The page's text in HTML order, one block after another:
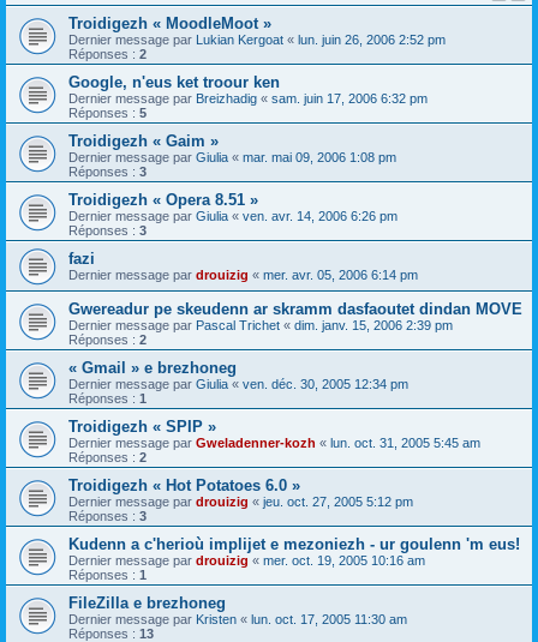
Troidigezh « MoodleMoot »
Dernier message par Lukian Kergoat « lun. juin 26, 2006 2:52 pm
Réponses : 2
Google, n'eus ket troour ken
Dernier message par Breizhadig « sam. juin 17, 2006 6:32 pm
Réponses : 5
Troidigezh « Gaim »
Dernier message par Giulia « mar. mai 09, 2006 1:08 pm
Réponses : 3
Troidigezh « Opera 8.51 »
Dernier message par Giulia « ven. avr. 14, 2006 6:26 pm
Réponses : 3
fazi
Dernier message par drouizig « mer. avr. 05, 2006 6:14 pm
Gwereadur pe skeudenn ar skramm dasfaoutet dindan MOVE
Dernier message par Pascal Trichet « dim. janv. 15, 2006 2:39 pm
Réponses : 2
« Gmail » e brezhoneg
Dernier message par Giulia « ven. déc. 30, 2005 12:34 pm
Réponses : 1
Troidigezh « SPIP »
Dernier message par Gweladenner-kozh « lun. oct. 31, 2005 5:45 am
Réponses : 2
Troidigezh « Hot Potatoes 6.0 »
Dernier message par drouizig « jeu. oct. 27, 2005 5:12 pm
Réponses : 3
Kudenn a c'herioù implijet e mezoniezh - ur goulenn 'm eus!
Dernier message par drouizig « mer. oct. 19, 2005 10:16 am
Réponses : 1
FileZilla e brezhoneg
Dernier message par Kristen « lun. oct. 17, 2005 11:30 am
Réponses : 13